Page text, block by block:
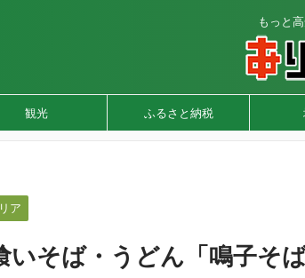
もっと
観光 ふるさと納税
ア
いそば・うどん「鳴子そ